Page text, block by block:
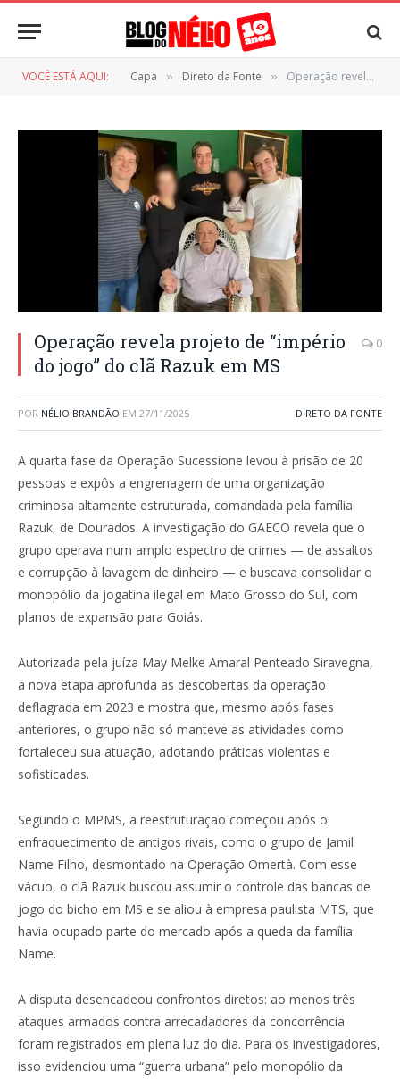
VOCÊ ESTÁ AQUI: Capa » Direto da Fonte » Operação revela projeto de “império do jogo” do clã Razuk em MS
Operação revela projeto de “império
do jogo” do clã Razuk em MS
0
POR NÉLIO BRANDÃO EM 27/11/2025 DIRETO DA FONTE
A quarta fase da Operação Sucessione levou à prisão de 20
pessoas e expôs a engrenagem de uma organização
criminosa altamente estruturada, comandada pela família
Razuk, de Dourados. A investigação do GAECO revela que o
grupo operava num amplo espectro de crimes — de assaltos
e corrupção à lavagem de dinheiro — e buscava consolidar o
monopólio da jogatina ilegal em Mato Grosso do Sul, com
planos de expansão para Goiás.
Autorizada pela juíza May Melke Amaral Penteado Siravegna,
a nova etapa aprofunda as descobertas da operação
deflagrada em 2023 e mostra que, mesmo após fases
anteriores, o grupo não só manteve as atividades como
fortaleceu sua atuação, adotando práticas violentas e
sofisticadas.
Segundo o MPMS, a reestruturação começou após o
enfraquecimento de antigos rivais, como o grupo de Jamil
Name Filho, desmontado na Operação Omertà. Com esse
vácuo, o clã Razuk buscou assumir o controle das bancas de
jogo do bicho em MS e se aliou à empresa paulista MTS, que
havia ocupado parte do mercado após a queda da família
Name.
A disputa desencadeou confrontos diretos: ao menos três
ataques armados contra arrecadadores da concorrência
foram registrados em plena luz do dia. Para os investigadores,
isso evidenciou uma “guerra urbana” pelo monopólio da